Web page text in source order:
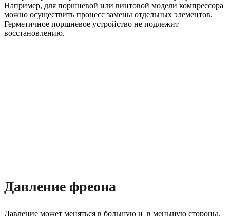
Например, для поршневой или винтовой модели компрессора
можно осуществить процесс замены отдельных элементов.
Герметичное поршневое устройство не подлежит
восстановлению.
Давление фреона
Давление может меняться в большую и в меньшую стороны.